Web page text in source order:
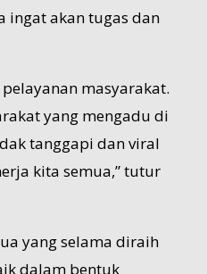
ingat akan tugas dan
masyarakat.
yang mengadu di
tanggapi dan viral
kita semua,” tutur
yang selama diraih
dalam bentuk